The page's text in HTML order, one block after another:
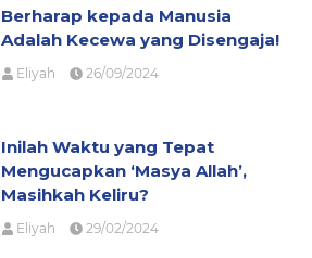
Berharap kepada Manusia
Adalah Kecewa yang Disengaja!
Eliyah 26/09/2024
Inilah Waktu yang Tepat
Mengucapkan ‘Masya Allah’,
Masihkah Keliru?
Eliyah 29/02/2024